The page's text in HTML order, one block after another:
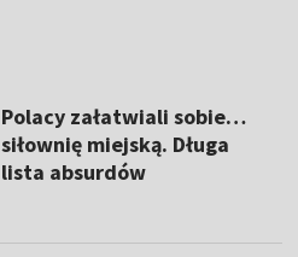
Polacy załatwiali sobie…
siłownię miejską. Długa
lista absurdów